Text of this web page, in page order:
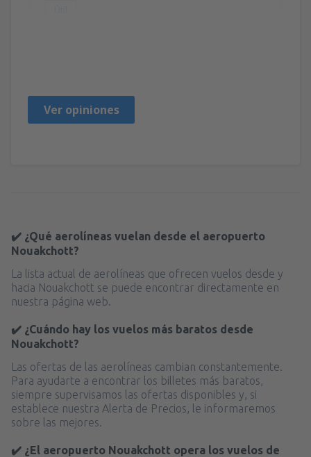
Ver opiniones
✔️ ¿Qué aerolíneas vuelan desde el aeropuerto
Nouakchott?
La lista actual de aerolíneas que ofrecen vuelos desde y
hacia Nouakchott se puede encontrar directamente en
nuestra página web.
✔️ ¿Cuándo hay los vuelos más baratos desde
Nouakchott?
Las ofertas de las aerolíneas cambian constantemente.
Para ayudarte a encontrar los billetes más baratos,
siempre supervisamos las ofertas disponibles y, si
establece nuestra Alerta de Precios, le informaremos
sobre las mejores.
✔️ ¿El aeropuerto Nouakchott opera los vuelos de